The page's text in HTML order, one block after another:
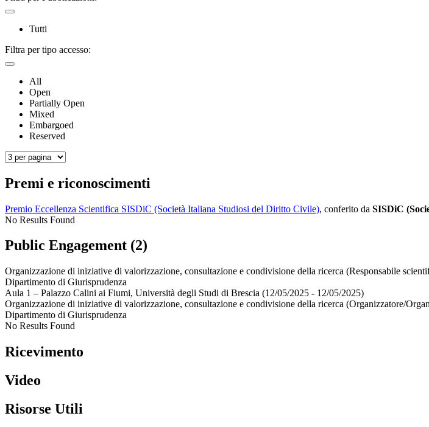
Tutti
Filtra per tipo accesso:
All
Open
Partially Open
Mixed
Embargoed
Reserved
Premi e riconoscimenti
Premio Eccellenza Scientifica SISDiC (Società Italiana Studiosi del Diritto Civile), conferito da SISDiC
No Results Found
Public Engagement (2)
Organizzazione di iniziative di valorizzazione, consultazione e condivisione della ricerca (Responsabile
Dipartimento di Giurisprudenza
Aula 1 – Palazzo Calini ai Fiumi, Università degli Studi di Brescia (12/05/2025 - 12/05/2025)
Organizzazione di iniziative di valorizzazione, consultazione e condivisione della ricerca (Organizzatore/
Dipartimento di Giurisprudenza
No Results Found
Ricevimento
Video
Risorse Utili